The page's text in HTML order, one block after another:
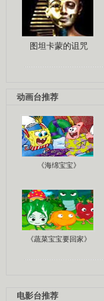
图坦卡蒙的诅咒
动画台推荐
《海绵宝宝》
《蔬菜宝宝要回家》
电影台推荐